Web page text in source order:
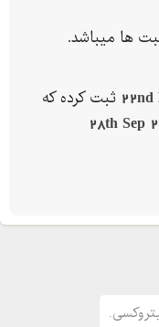
مایع را اسپری
درمان نمود.
ها میباشد.
22nd ثبت کرده که
28th Sep